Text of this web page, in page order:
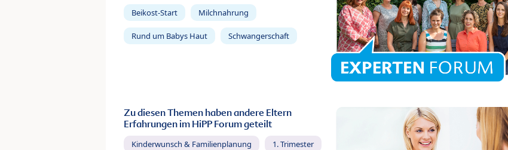
Beikost-Start Milchnahrung
Rund um Babys Haut Schwangerschaft
Zu diesen Themen haben andere Eltern
Erfahrungen im HiPP Forum geteilt
Kinderwunsch & Familienplanung 1. Trimester